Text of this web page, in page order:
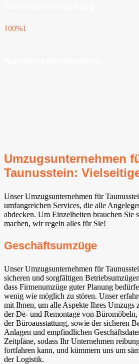
100%1
Umzugsunternehmen
Taunusstein:
Unser Umzugsunternehmen für
umfangreichen Services, die alle
abdecken. Um Einzelheiten brauchen Sie
machen, wir regeln alles für Sie!
Geschäftsumzüge
Unser Umzugsunternehmen für
sicheren und sorgfältigen
dass Firmenumzüge guter Planung
wenig wie möglich zu stören. Unser
mit Ihnen, um alle Aspekte Ihres Umzugs
der De- und Remontage von
der Büroausstattung, sowie der sicheren
Anlagen und empfindlichen
Zeitpläne, sodass Ihr Unternehmen
fortfahren kann, und kümmern uns um
der Logistik.